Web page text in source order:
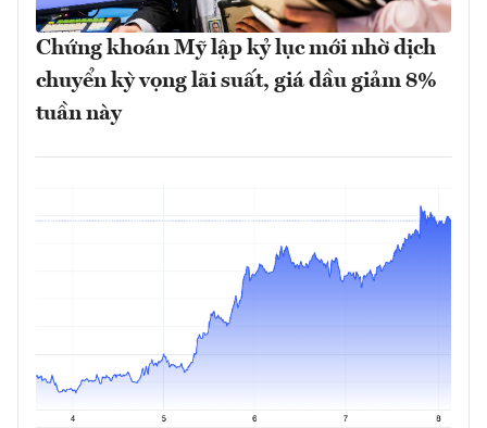
Chứng khoán Mỹ lập kỷ lục mới nhờ dịch
chuyển kỳ vọng lãi suất, giá dầu giảm 8%
tuần này